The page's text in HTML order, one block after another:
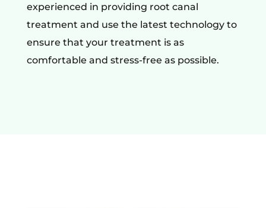
experienced in providing root canal
treatment and use the latest technology to
ensure that your treatment is as
comfortable and stress-free as possible.